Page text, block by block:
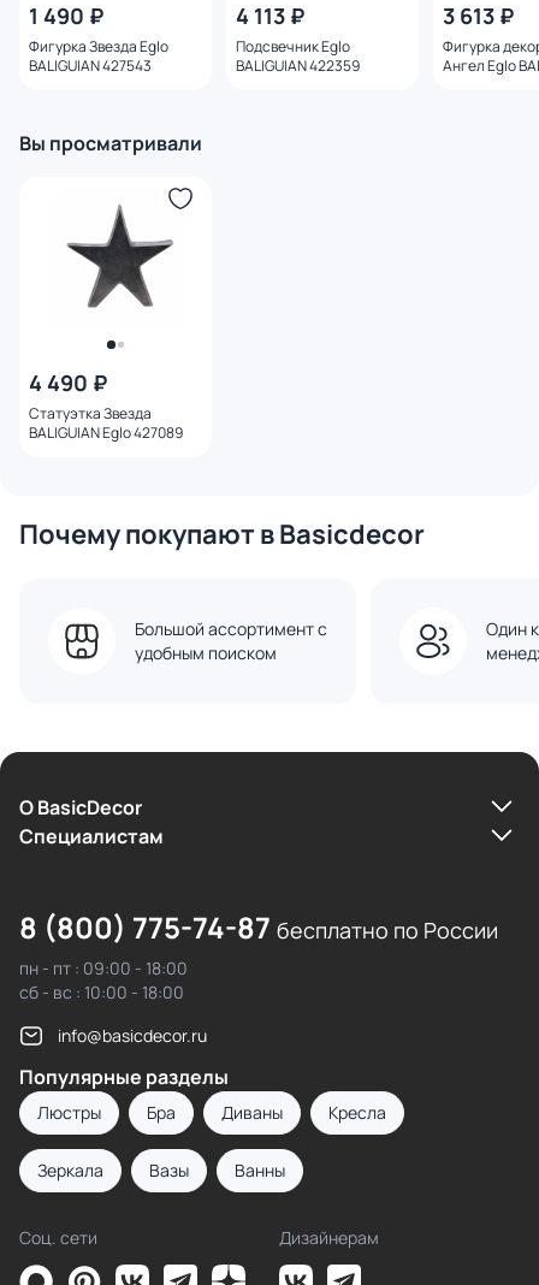
1 490 ₽
Фигурка Звезда Eglo
BALIGUIAN 427543
4 113 ₽
Подсвечник Eglo
BALIGUIAN 422359
3 613 ₽
Фигурка
Ангел Eglo
Вы просматривали
4 490 ₽
Статуэтка Звезда
BALIGUIAN Eglo 427089
Почему покупают в Basicdecor
Большой ассортимент с
удобным поиском
Один
О BasicDecor
Cпециалистам
8 (800) 775-74-87 бесплатно по России
пн - пт : 09:00 - 18:00
сб - вс : 10:00 - 18:00
info@basicdecor.ru
Популярные разделы
Люстры Бра Диваны Кресла
Зеркала Вазы Ванны
Соц. сети Дизайнерам